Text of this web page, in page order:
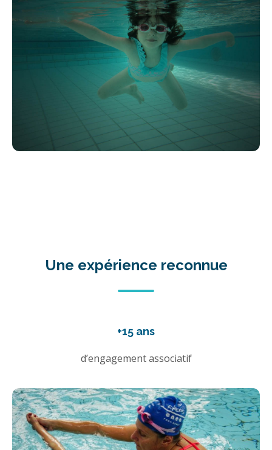
Une expérience reconnue
+15 ans
d’engagement associatif